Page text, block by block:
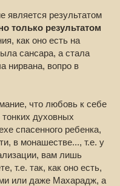
является результатом
только результатом
как оно есть на
сансара, а стала
нирвана, вопро в
что любовь к себе
духовных
спасенного ребенка,
в монашестве..., т.е. у
вам лишь
т.е. так, как оно есть,
или даже Махарадж, а